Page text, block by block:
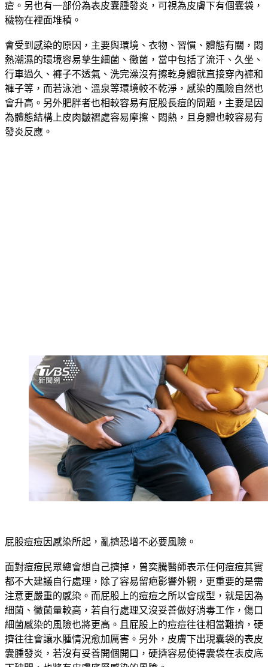
瘡。另也有一部份為表皮囊腫發炎，可視為皮膚下有個囊袋，
穢物在裡面堆積。
會受到感染的原因，主要與環境、衣物、習慣、體態有關，悶
熱潮濕的環境容易孳生細菌、黴菌，當中包括了流汗、久坐、
行車過久、褲子不透氣、洗完澡沒有擦乾身體就直接穿內褲和
褲子等，而若泳池、溫泉等環境較不乾淨，感染的風險自然也
會升高。另外肥胖者也相較容易有屁股長痘的問題，主要是因
為體態結構上皮肉皺褶處容易摩擦、悶熱，且身體也較容易有
發炎反應。
屁股痘痘因感染所起，亂擠恐增不必要風險。
面對痘痘民眾總會想自己擠掉，曾奕騰醫師表示任何痘痘其實
都不大建議自行處理，除了容易留疤影響外觀，更重要的是需
注意更嚴重的感染。而屁股上的痘痘之所以會成型，就是因為
細菌、黴菌量較高，若自行處理又沒妥善做好消毒工作，傷口
細菌感染的風險也將更高。且屁股上的痘痘往往相當難擠，硬
擠往往會讓水腫情況愈加厲害。另外，皮膚下出現囊袋的表皮
囊腫發炎，若沒有妥善開個開口，硬擠容易使得囊袋在表皮底